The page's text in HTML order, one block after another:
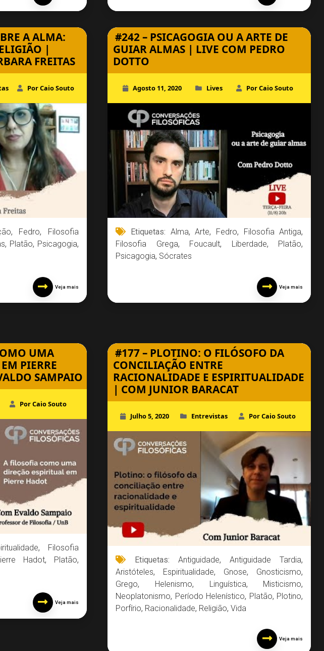
A ALMA:
|
FREITAS
Por Caio Souto
, Fedro, Filosofia
, Platão, Psicagogia,
Veja mais
#242 – PSICAGOGIA OU A ARTE DE
GUIAR ALMAS | LIVE COM PEDRO
DOTTO
Agosto 11, 2020 Lives Por Caio Souto
Etiquetas: Alma,Arte, Fedro, Filosofia Antiga,
Filosofia Grega, Foucault, Liberdade, Platão,
Psicagogia, Sócrates
Veja mais
UMA
PIERRE
SAMPAIO
Por Caio Souto
, Filosofia
Hadot, Platão,
Veja mais
#177 – PLOTINO: O FILÓSOFO DA
CONCILIAÇÃO ENTRE
RACIONALIDADE E ESPIRITUALIDADE
| COM JUNIOR BARACAT
Julho 5, 2020 Entrevistas Por Caio Souto
Etiquetas: Antiguidade,Antiguidade Tardia,
Aristóteles, Espiritualidade, Gnose, Gnosticismo,
Grego, Helenismo, Linguística, Misticismo,
Neoplatonismo, Período Helenístico, Platão, Plotino,
Porfírio, Racionalidade, Religião,Vida
Veja mais